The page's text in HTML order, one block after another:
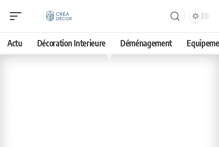
Actu Décoration Interieure Déménagement